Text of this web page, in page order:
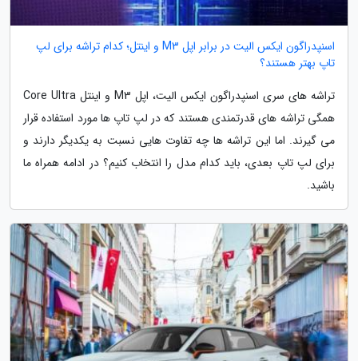
اسنپدراگون ایکس الیت در برابر اپل M3 و اینتل؛ کدام تراشه برای لپ
تاپ بهتر هستند؟
تراشه های سری اسنپدراگون ایکس الیت، اپل M3 و اینتل Core Ultra
همگی تراشه های قدرتمندی هستند که در لپ تاپ ها مورد استفاده قرار
می گیرند. اما این تراشه ها چه تفاوت هایی نسبت به یکدیگر دارند و
برای لپ تاپ بعدی، باید کدام مدل را انتخاب کنیم؟ در ادامه همراه ما
باشید.